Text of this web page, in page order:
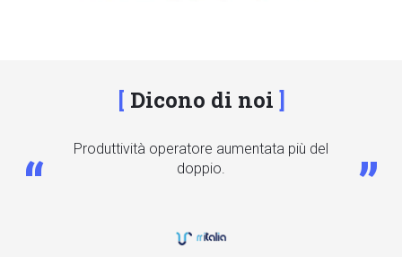
Dicono di noi
Produttività operatore aumentata più del
doppio.